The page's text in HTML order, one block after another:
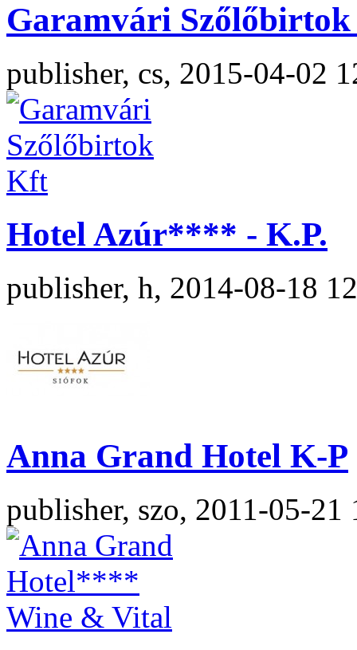
Garamvári
publisher, cs, 2015-04-02
Hotel Azúr**** - K.P.
publisher, h, 2014-08-18
Anna Grand Hotel K-P
publisher, szo, 2011-05-21